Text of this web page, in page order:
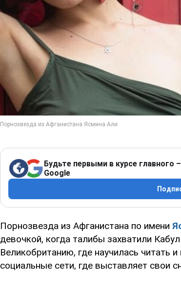
Будьте первыми в курсе главного
Google
Порнозвезда из Афганистана по имени
девочкой, когда талибы захватили
Великобританию, где научилась читать
социальные сети, где выставляет свои